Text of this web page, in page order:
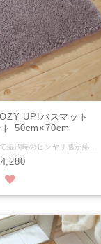
UP!バスマット
50cm×70cm